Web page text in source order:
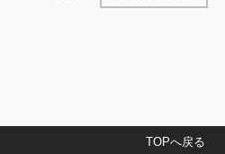
TOPへ戻る